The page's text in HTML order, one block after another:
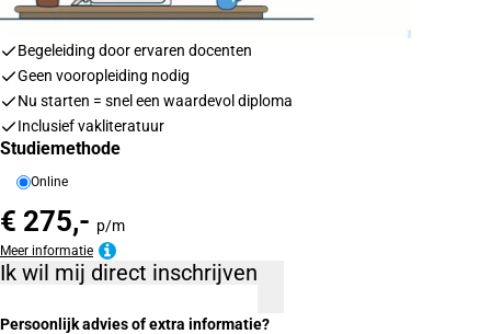
Begeleiding door ervaren docenten
Geen vooropleiding nodig
Nu starten = snel een waardevol diploma
Inclusief vakliteratuur
Studiemethode
Online
€ 275,- p/m
Meer informatie
Ik wil mij direct inschrijven
Persoonlijk advies of extra informatie?